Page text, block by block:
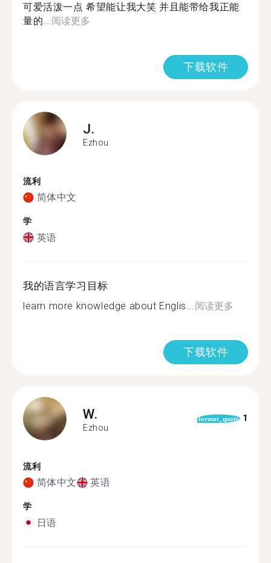
可爱活泼一点 希望能让我大笑 并且能带给我正能
量的... 阅读更多
下载软件
J.
Ezhou
流利
简体中文
学
英语
我的语言学习目标
learn more knowledge about Englis... 阅读更多
下载软件
W.
Ezhou
format_quote 1
流利
简体中文 英语
学
日语